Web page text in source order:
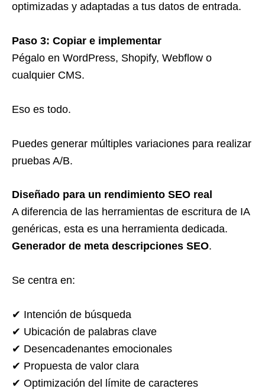
optimizadas y adaptadas a tus datos de entrada.
Paso 3: Copiar e implementar
Pégalo en WordPress, Shopify, Webflow o
cualquier CMS.
Eso es todo.
Puedes generar múltiples variaciones para realizar
pruebas A/B.
Diseñado para un rendimiento SEO real
A diferencia de las herramientas de escritura de IA
genéricas, esta es una herramienta dedicada.
Generador de meta descripciones SEO.
Se centra en:
✔ Intención de búsqueda
✔ Ubicación de palabras clave
✔ Desencadenantes emocionales
✔ Propuesta de valor clara
✔ Optimización del límite de caracteres